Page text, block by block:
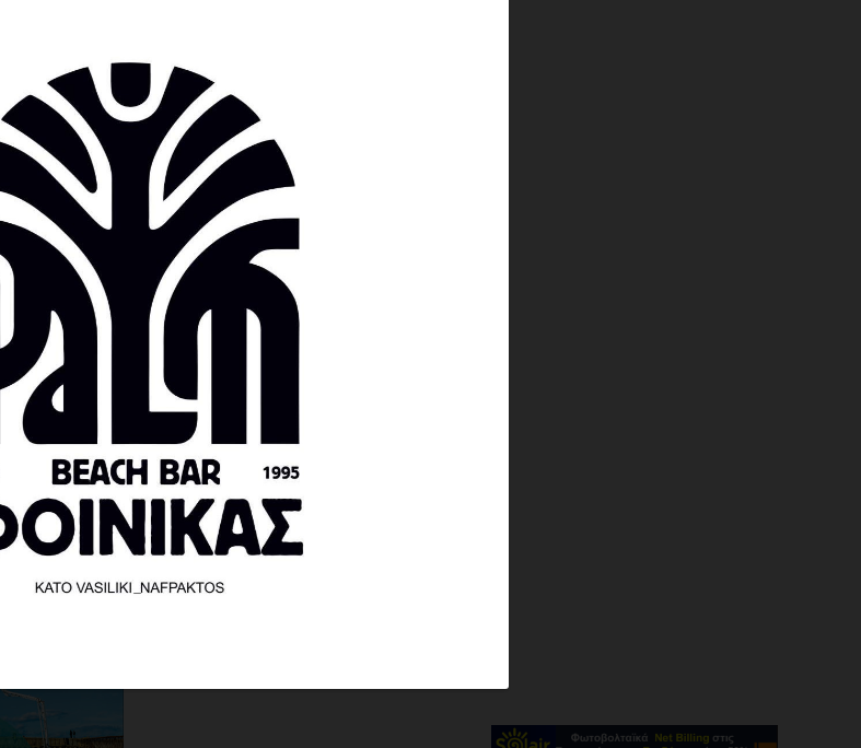
του Μοναστηριού τα θέματα των
πληγεί από την μεγάλη πυρκαγιά πριν
τις μελέτες έχει αναλάβει ομάδα του
καθηγήτρια Τόνια Μοροπούλου που είχε
Τάφου στα Ιεροσόλυμα»,
έχει πρόσφατα ανανεωθεί η
ώστε να ενταχθεί το έργο σε
Αλεξοπούλου ως Πολιτικός
χρόνιας σχέσης που έχει με την
ακόμα και για το σημαντικό θέμα
στο Ευπάλιο.